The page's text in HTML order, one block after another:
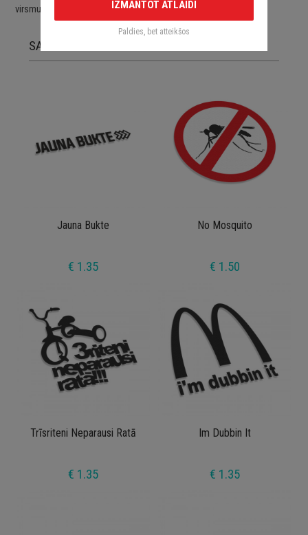
virsmu.
SAISTĪTĀS PRECES
Jauna Bukte
€ 1.35
No Mosquito
€ 1.50
Trīsriteni Neparausi Ratā
€ 1.35
Im Dubbin It
€ 1.35
IZMANTOT ATLAIDI
Paldies, bet atteikšos